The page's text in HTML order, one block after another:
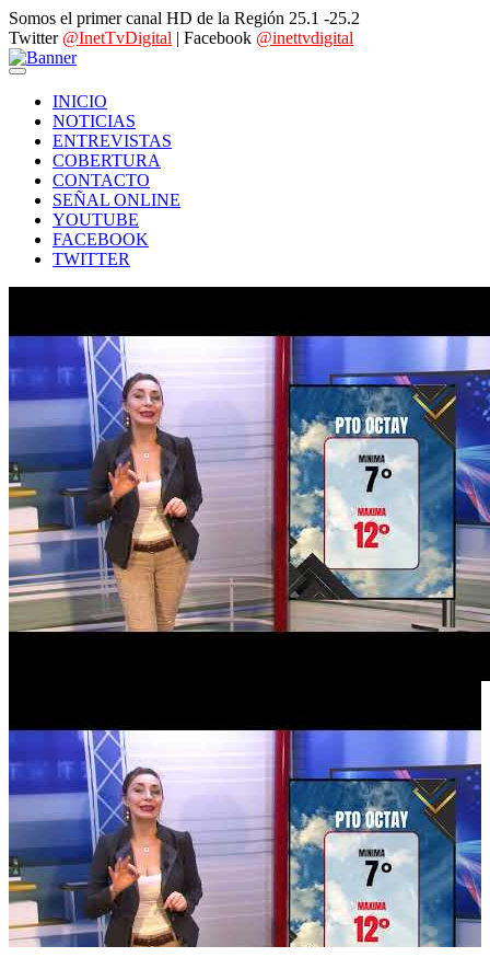
Somos el primer canal HD de la Región 25.1 -25.2
Twitter @InetTvDigital | Facebook @inettvdigital
INICIO
NOTICIAS
ENTREVISTAS
COBERTURA
CONTACTO
SEÑAL ONLINE
YOUTUBE
FACEBOOK
TWITTER